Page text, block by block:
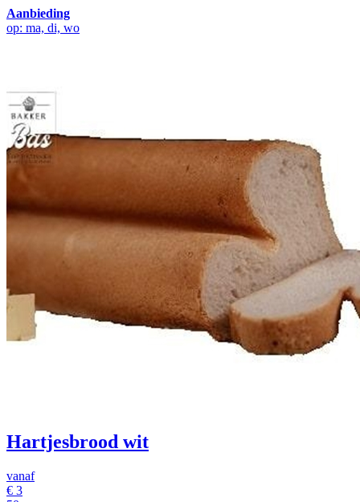
Aanbieding
op: ma, di, wo
Hartjesbrood wit
vanaf
€ 3